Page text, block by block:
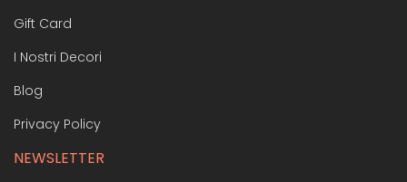
Gift Card
I Nostri Decori
Blog
Privacy Policy
NEWSLETTER